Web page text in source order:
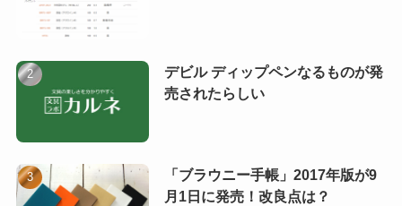
デビル ディップペンなるものが発
売されたらしい
「ブラウニー手帳」2017年版が9
月1日に発売！改良点は？